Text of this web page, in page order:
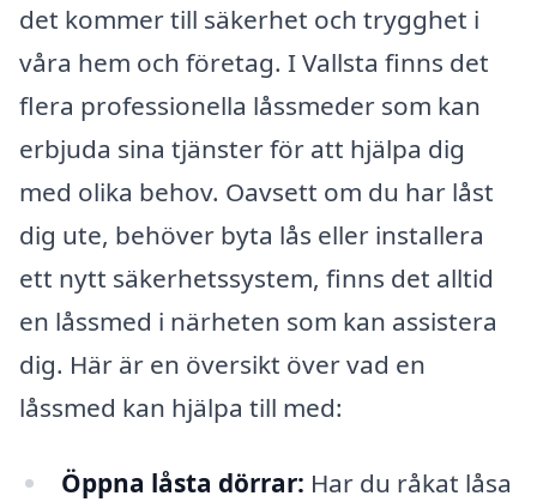
det kommer till säkerhet och trygghet i
våra hem och företag. I Vallsta finns det
flera professionella låssmeder som kan
erbjuda sina tjänster för att hjälpa dig
med olika behov. Oavsett om du har låst
dig ute, behöver byta lås eller installera
ett nytt säkerhetssystem, finns det alltid
en låssmed i närheten som kan assistera
dig. Här är en översikt över vad en
låssmed kan hjälpa till med:
Öppna låsta dörrar: Har du råkat låsa